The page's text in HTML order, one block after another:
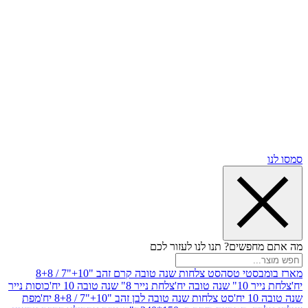
תנו לנו לעזור לכם
טסה
סט צלחות שנה טובה קרם זהב "10+"7 / 8+8
יח'
צלחת נייר 8" שנה טובה 10 יח'
כוסות נייר
סט צלחות שנה טובה לבן זהב "10+"7 / 8+8 יח'
מפת